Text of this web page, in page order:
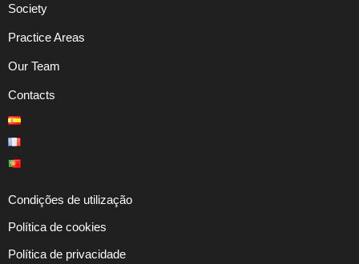
Society
Practice Areas
Our Team
Contacts
Condições de utilização
Política de cookies
Política de privacidade